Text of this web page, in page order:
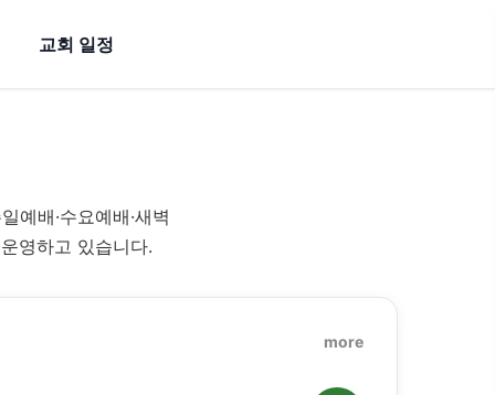
교회 일정
예배·수요예배·새벽
영하고 있습니다.
more